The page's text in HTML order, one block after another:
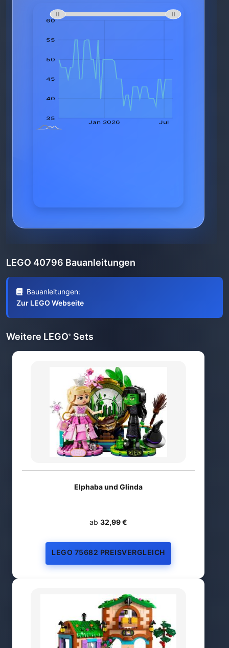
LEGO 40796 Bauanleitungen
Bauanleitungen:
Zur LEGO Webseite
Weitere LEGO® Sets
Elphaba und Glinda
ab 32,99 €
LEGO 75682 PREISVERGLEICH